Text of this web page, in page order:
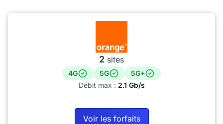
2 sites
4G 5G
5G+
Débit max : 2.1 Gb/s
Voir les forfaits